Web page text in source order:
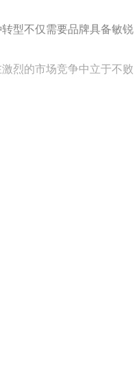
型不仅需要品牌具备敏锐
烈的市场竞争中立于不败